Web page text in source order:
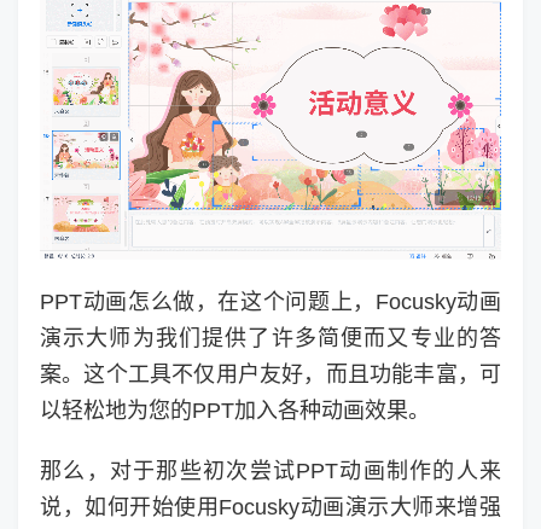
PPT动画怎么做，在这个问题上，Focusky动画
演示大师为我们提供了许多简便而又专业的答
案。这个工具不仅用户友好，而且功能丰富，可
以轻松地为您的PPT加入各种动画效果。
那么，对于那些初次尝试PPT动画制作的人来
说，如何开始使用Focusky动画演示大师来增强